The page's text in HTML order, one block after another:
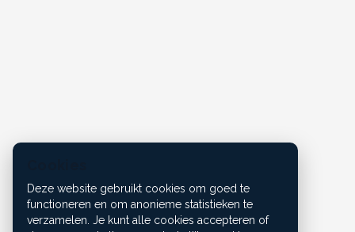
Deze website gebruikt cookies om goed te
functioneren en om anonieme statistieken te
verzamelen. Je kunt alle cookies accepteren of